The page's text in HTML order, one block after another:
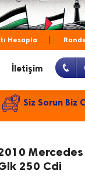
Hesapla
İletişim
Siz Sorun Biz
Mercedes
250 Cdi